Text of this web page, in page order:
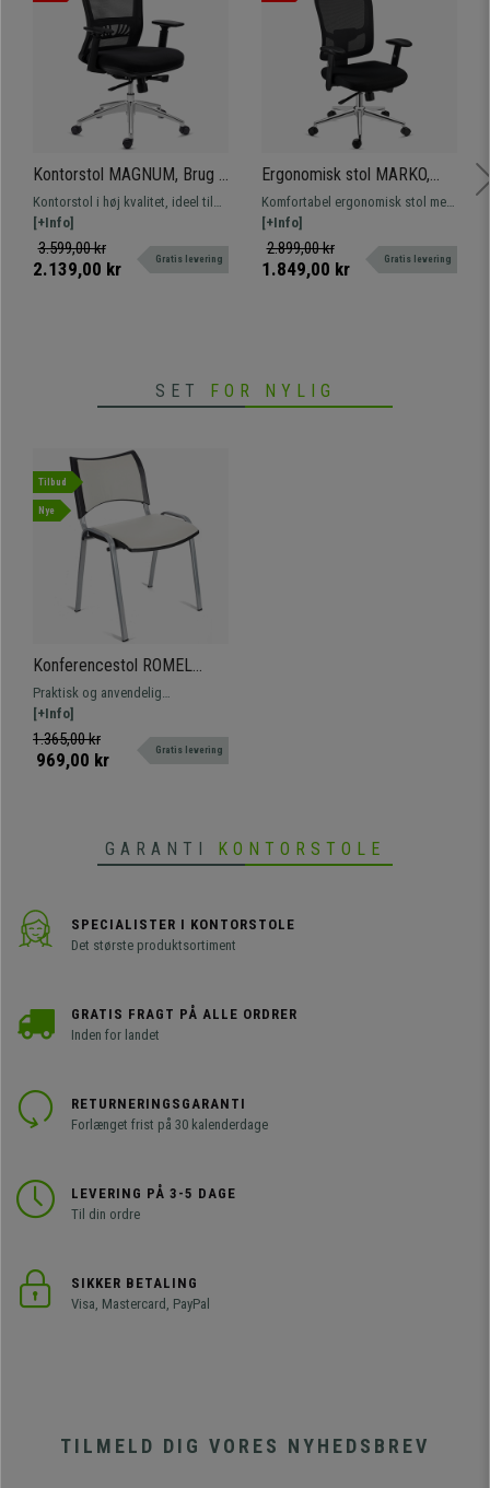
Kontorstol MAGNUM, Brug i
8 timer, Aluminiumsfod,
Lændestøtte, Sort
Kontorstol i høj kvalitet, ideel til
intensiv brug. Kombinerer elegant
design med førsteklasses
udførelse og komfort.
[+Info]
3.599,00 kr
2.139,00 kr Gratis levering
Ergonomisk stol MARKO,
Nakkestøtte, Lændestøtte,
Synkromekanisme, I Sort
Komfortabel ergonomisk stol med
lændestøtte. Fremstillet af
kvalitetsmaterialer, metalfod og
åndbart net. Hurtig levering!
[+Info]
2.899,00 kr
1.849,00 kr Gratis levering
SET FOR NYLIG
Tilbud
Nye
Konferencestol ROMEL
LÆDER, Behageligt Polstret,
Stabelbar, Grå Ben, I Hvid
Praktisk og anvendelig
konferencestol model ROMEL
LÆDER Komfortabelt betrukket
med læder, modstandsdygtigt og
[+Info]
1.365,00 kr
969,00 kr Gratis levering
GARANTI KONTORSTOLE
SPECIALISTER I KONTORSTOLE
Det største produktsortiment
GRATIS FRAGT PÅ ALLE ORDRER
Inden for landet
RETURNERINGSGARANTI
Forlænget frist på 30 kalenderdage
LEVERING PÅ 3-5 DAGE
Til din ordre
SIKKER BETALING
Visa, Mastercard, PayPal
TILMELD DIG VORES NYHEDSBREV